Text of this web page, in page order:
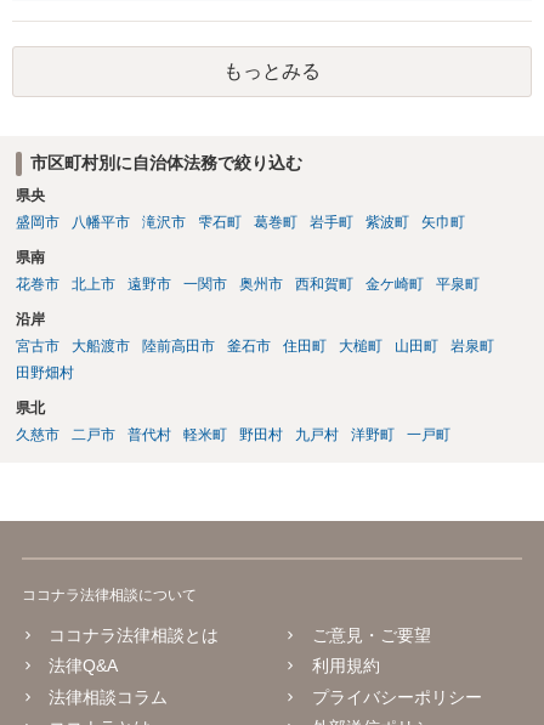
もっとみる
市区町村別に自治体法務で絞り込む
県央
盛岡市
八幡平市 滝沢市 雫石町 葛巻町 岩手町 紫波町 矢巾町
県南
花巻市
北上市 遠野市 一関市 奥州市 西和賀町 金ケ崎町 平泉町
沿岸
宮古市
大船渡市 陸前高田市 釜石市 住田町 大槌町 山田町
岩泉町
田野畑村
県北
久慈市
二戸市 普代村 軽米町 野田村 九戸村 洋野町 一戸町
ココナラ法律相談について
ココナラ法律相談とは
法律Q&A
法律相談コラム
ご意見・ご要望
利用規約
プライバシーポリシー